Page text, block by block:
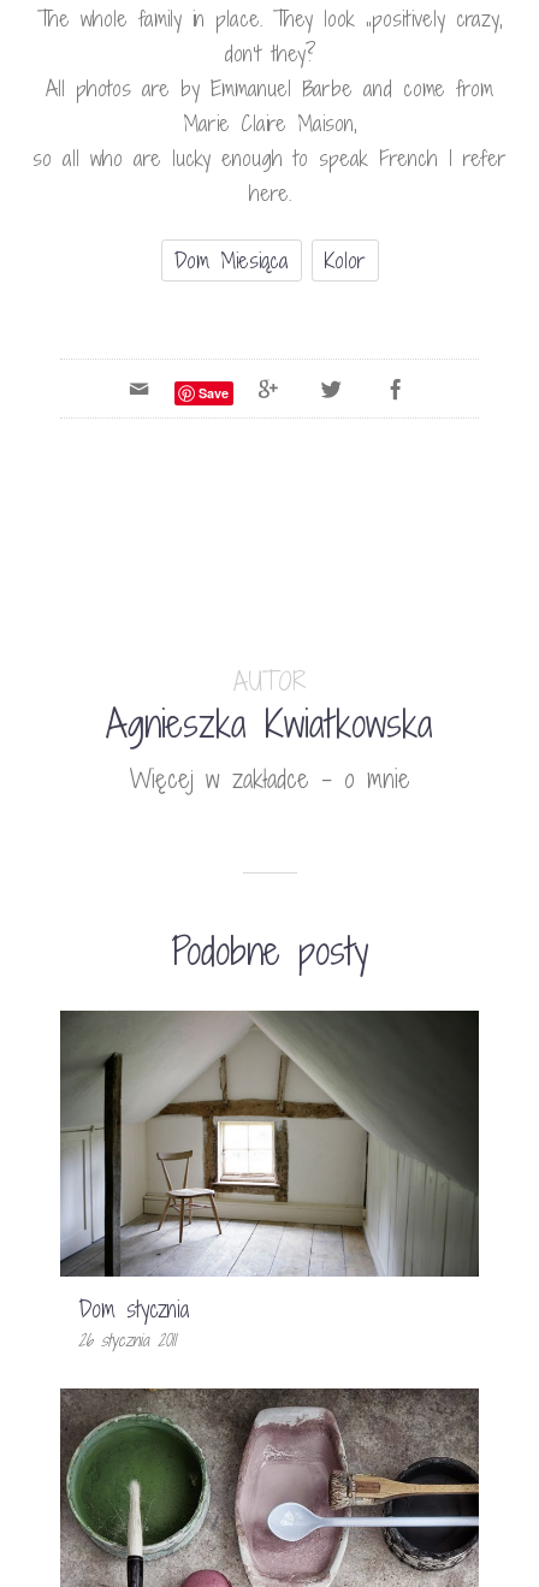
The whole family in place. They look „positively crazy,
don’t they?
All photos are by Emmanuel Barbe and come from
Marie Claire Maison,
so all who are lucky enough to speak French I refer
here.
Dom Miesiąca Kolor
Save
AUTOR
Agnieszka Kwiatkowska
Więcej w zakładce - o mnie
Podobne posty
Dom stycznia
26 stycznia 2011